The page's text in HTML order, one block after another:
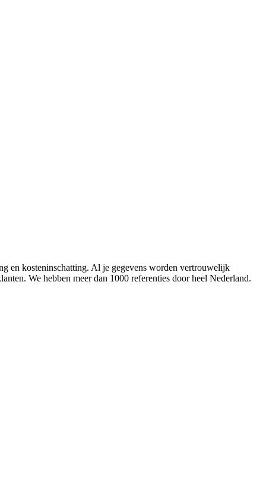
en kosteninschatting. Al je gegevens worden vertrouwelijk
We hebben meer dan 1000 referenties door heel Nederland.